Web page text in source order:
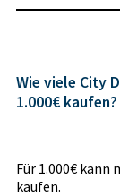
Wie viele City
1.000€ kaufen?
Für 1.000€ kann
kaufen.